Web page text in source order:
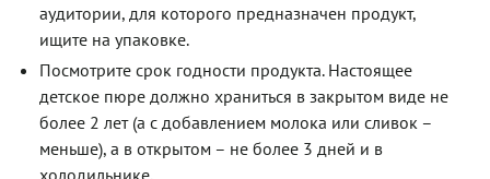
аудитории, для которого предназначен продукт,
ищите на упаковке.
Посмотрите срок годности продукта. Настоящее
детское пюре должно храниться в закрытом виде не
более 2 лет (а с добавлением молока или сливок –
меньше), а в открытом – не более 3 дней и в
холодильнике.